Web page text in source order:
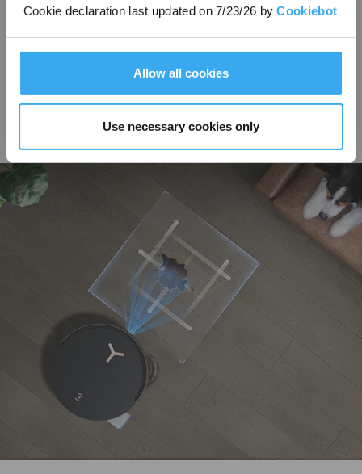
Cookie declaration last updated on 7/23/26 byCookiebot
Allow all cookies
Use necessary cookies only
La technologie AIVI 3D 3.0 Omni-Approach alimentée par le modèle VLM
structurée et le capteur de bord TruEdge 3D fonctionnent en duo, et
permettent de maintenir le robot à proximité des obstacles durant le
nettoyage des bords. La planification de parcours en temps réel permet au
robot de détecter et de réagir instantanément à des changements soudains